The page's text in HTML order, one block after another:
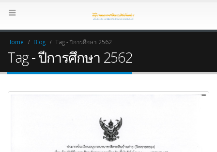
Home Blog Tag -ปีการศึกษา 2562
Tag - ปีการศึกษา 2562